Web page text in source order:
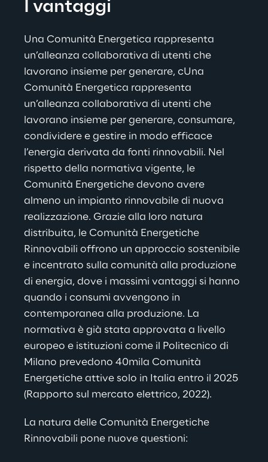
I vantaggi
Una Comunità Energetica rappresenta
un’alleanza collaborativa di utenti che
lavorano insieme per generare, cUna
Comunità Energetica rappresenta
un’alleanza collaborativa di utenti che
lavorano insieme per generare, consumare,
condividere e gestire in modo efficace
l’energia derivata da fonti rinnovabili. Nel
rispetto della normativa vigente, le
Comunità Energetiche devono avere
almeno un impianto rinnovabile di nuova
realizzazione. Grazie alla loro natura
distribuita, le Comunità Energetiche
Rinnovabili offrono un approccio sostenibile
e incentrato sulla comunità alla produzione
di energia, dove i massimi vantaggi si hanno
quando i consumi avvengono in
contemporanea alla produzione. La
normativa è già stata approvata a livello
europeo e istituzioni come il Politecnico di
Milano prevedono 40mila Comunità
Energetiche attive solo in Italia entro il 2025
(Rapporto sul mercato elettrico, 2022).
La natura delle Comunità Energetiche
Rinnovabili pone nuove questioni: